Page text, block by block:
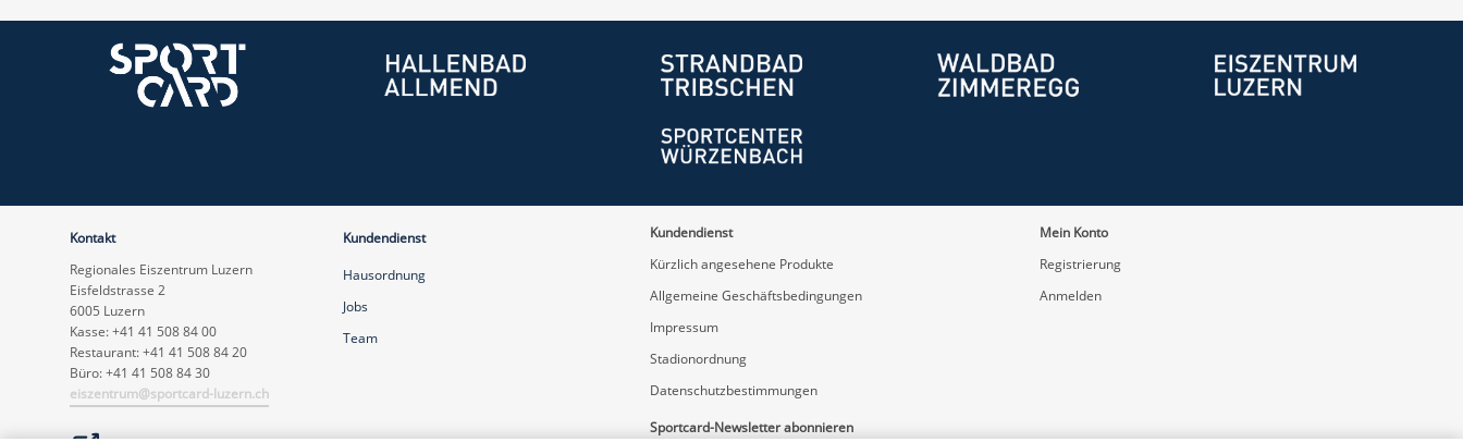
Kontakt
Regionales Eiszentrum Luzern
Eisfeldstrasse 2
6005 Luzern
Kasse: +41 41 508 84 00
Restaurant: +41 41 508 84 20
Büro: +41 41 508 84 30
eiszentrum@sportcard-luzern.ch
Kundendienst
Hausordnung
Jobs
Team
Kundendienst
Kürzlich angesehene Produkte
Allgemeine Geschäftsbedingungen
Impressum
Stadionordnung
Datenschutzbestimmungen
Mein Konto
Registrierung
Anmelden
Sportcard-Newsletter abonnieren